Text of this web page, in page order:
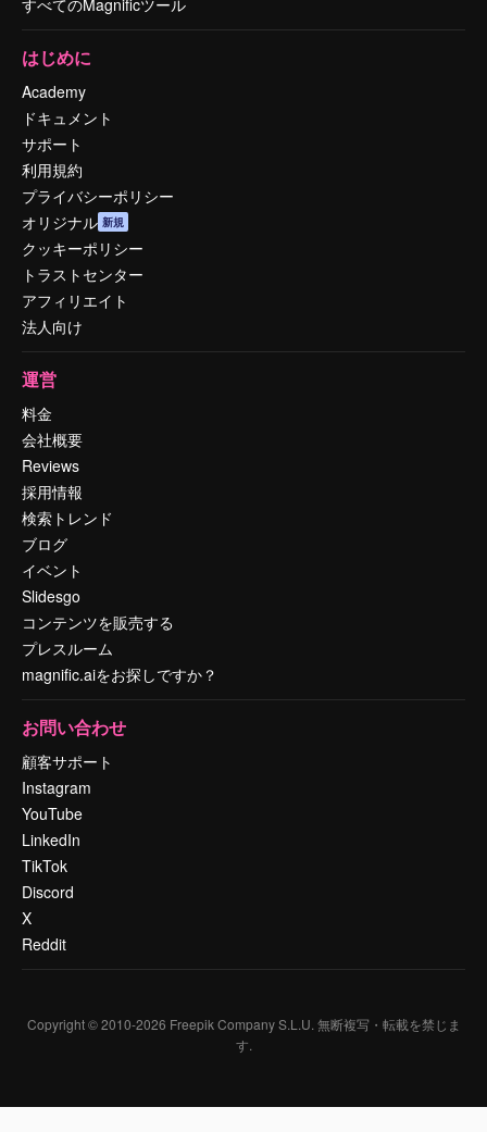
すべてのMagnificツール
はじめに
Academy
ドキュメント
サポート
利用規約
プライバシーポリシー
オリジナル 新規
クッキーポリシー
トラストセンター
アフィリエイト
法人向け
運営
料金
会社概要
Reviews
採用情報
検索トレンド
ブログ
イベント
Slidesgo
コンテンツを販売する
プレスルーム
magnific.aiをお探しですか？
お問い合わせ
顧客サポート
Instagram
YouTube
LinkedIn
TikTok
Discord
X
Reddit
Copyright © 2010-2026 Freepik Company S.L.U. 無断複写・転載を禁じま
す.